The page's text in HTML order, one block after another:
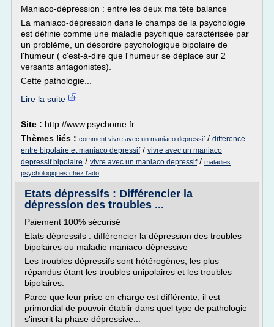
Maniaco-dépression : entre les deux ma tête balance
La maniaco-dépression dans le champs de la psychologie
est définie comme une maladie psychique caractérisée par
un problème, un désordre psychologique bipolaire de
l'humeur ( c'est-à-dire que l'humeur se déplace sur 2
versants antagonistes).
Cette pathologie...
Lire la suite
Site : http://www.psychome.fr
Thèmes liés : comment vivre avec un maniaco depressif / difference
entre bipolaire et maniaco depressif/ vivre avec un maniaco
depressif bipolaire / vivre avec un maniaco depressif/ maladies
psychologiques chez l'ado
Etats dépressifs : Différencier la
dépression des troubles ...
Paiement 100% sécurisé
Etats dépressifs : différencier la dépression des troubles
bipolaires ou maladie maniaco-dépressive
Les troubles dépressifs sont hétérogènes, les plus
répandus étant les troubles unipolaires et les troubles
bipolaires.
Parce que leur prise en charge est différente, il est
primordial de pouvoir établir dans quel type de pathologie
s'inscrit la phase dépressive...